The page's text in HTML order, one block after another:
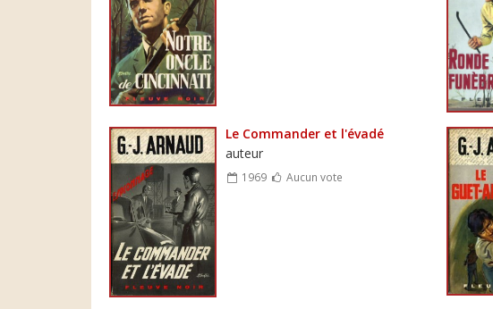
Le Commander et l'évadé
auteur
1969 Aucun vote